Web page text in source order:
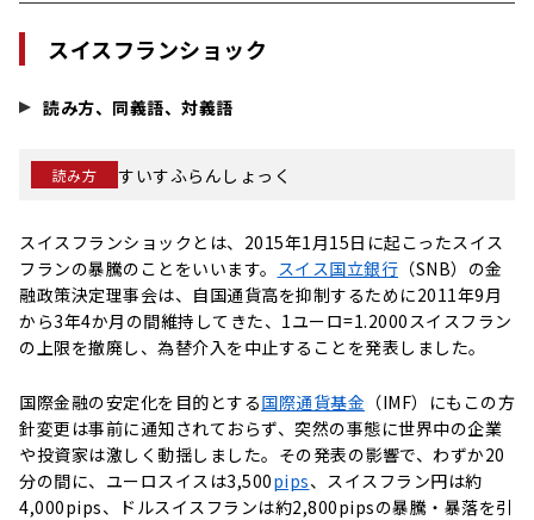
スイスフランショック
読み方、同義語、対義語
読み方 すいすふらんしょっく
スイスフランショックとは、2015年1月15日に起こったスイス
フランの暴騰のことをいいます。 スイス国立銀行 （SNB）の金
融政策決定理事会は、自国通貨高を抑制するために2011年9月
から3年4か月の間維持してきた、1ユーロ=1.2000スイスフラン
の上限を撤廃し、為替介入を中止することを発表しました。
国際金融の安定化を目的とする国際通貨基金 （IMF）にもこの方
針変更は事前に通知されておらず、突然の事態に世界中の企業
や投資家は激しく動揺しました。その発表の影響で、わずか20
分の間に、ユーロスイスは3,500pips、スイスフラン円は約
4,000pips、ドルスイスフランは約2,800pipsの暴騰・暴落を引